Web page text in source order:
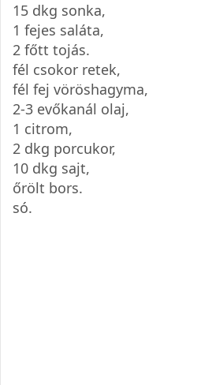
15 dkg sonka,
1 fejes saláta,
2 főtt tojás.
fél csokor retek,
fél fej vöröshagyma,
2-3 evőkanál olaj,
1 citrom,
2 dkg porcukor,
10 dkg sajt,
őrölt bors.
só.